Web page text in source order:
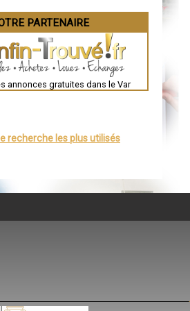
PARTENAIRE
annonces gratuites dans le Var
recherche les plus utilisés